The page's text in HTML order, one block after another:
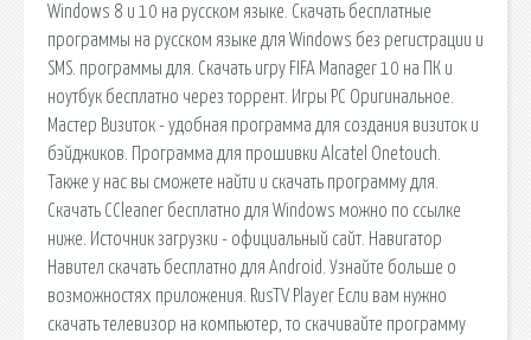
Windows 8 и 10 на русском языке. Скачать бесплатные
программы на русском языке для Windows без регистрации и
SMS. программы для. Скачать игру FIFA Manager 10 на ПК и
ноутбук бесплатно через торрент. Игры PC Оригинальное.
Мастер Визиток - удобная программа для создания визиток и
бэйджиков. Программа для прошивки Alcatel Onetouch.
Также у нас вы сможете найти и скачать программу для.
Скачать CCleaner бесплатно для Windows можно по ссылке
ниже. Источник загрузки - официальный сайт. Навигатор
Навител скачать бесплатно для Android. Узнайте больше о
возможностях приложения. RusTV Player Если вам нужно
скачать телевизор на компьютер, то скачивайте программу